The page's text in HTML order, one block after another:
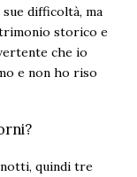
difficoltà, ma
storico e
che io
e non ho riso
quindi tre